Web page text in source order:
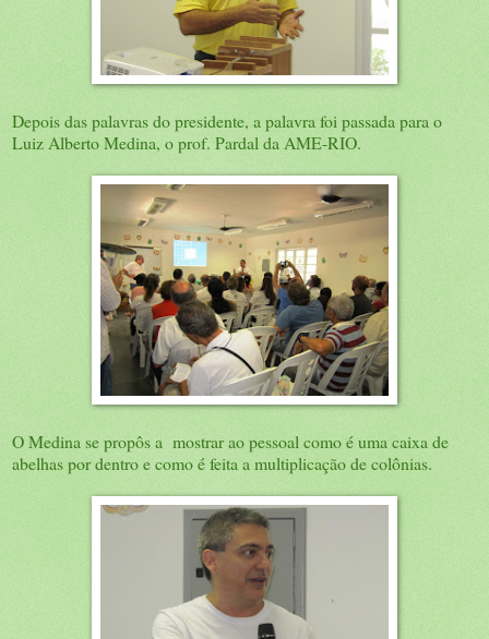
Depois das palavras do presidente, a palavra foi passada para o
Luiz Alberto Medina, o prof. Pardal da AME-RIO.
O Medina se propôs a mostrar ao pessoal como é uma caixa de
abelhas por dentro e como é feita a multiplicação de colônias.